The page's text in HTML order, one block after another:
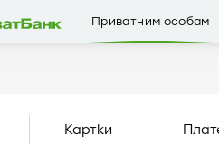
Приватним особам
Картки